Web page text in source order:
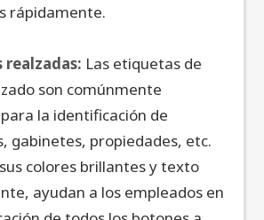
rápidamente.
realzadas: Las etiquetas de
son comúnmente
la identificación de
gabinetes, propiedades, etc.
colores brillantes y texto
ayudan a los empleados en